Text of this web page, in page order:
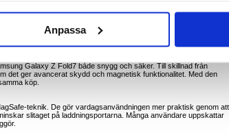
Anpassa
din enhet.
Galaxy Z Fold7 både snygg och säker. Till skillnad från
det ger avancerat skydd och magnetisk funktionalitet. Med den
köp.
teknik. De gör vardagsanvändningen mer praktisk genom att
slitaget på laddningsportarna. Många användare uppskattar